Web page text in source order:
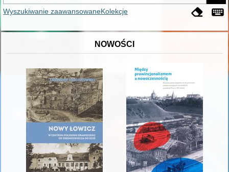
Wyszukiwanie zaawansowaneKolekcje
NOWOŚCI